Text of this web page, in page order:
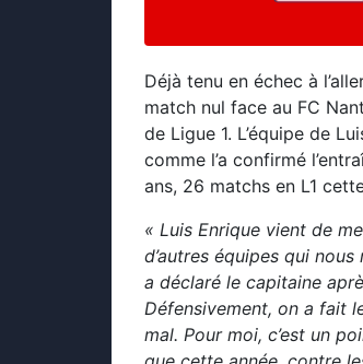
Déjà tenu en échec à
match nul face au FC
de Ligue 1. L’équipe de
comme l’a confirmé
ans, 26 matchs en L1
« Luis Enrique vient de
d’autres équipes qui
a déclaré le capitaine
Défensivement, on a fait
mal. Pour moi, c’est un